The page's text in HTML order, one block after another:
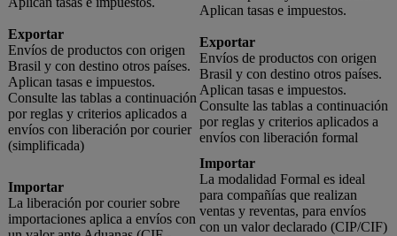
Exportar
Envíos de productos con origen
Brasil y con destino otros países.
Aplican tasas e impuestos.
Consulte las tablas a continuación
por reglas y criterios aplicados a
envíos con liberación por courier
(simplificada)
Aplican tasas e impuestos.
Exportar
Envíos de productos con origen
Brasil y con destino otros países.
Aplican tasas e impuestos.
Consulte las tablas a continuación
por reglas y criterios aplicados a
envíos con liberación formal
Importar
La liberación por courier sobre
importaciones aplica a envíos con
Importar
La modalidad Formal es ideal
para compañías que realizan
ventas y reventas, para envíos
con un valor declarado (CIP/CIF)